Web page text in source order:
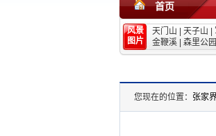
首页
风景
图片
天门山 天子山
金鞭溪
森里公园
您现在的位置： 张家